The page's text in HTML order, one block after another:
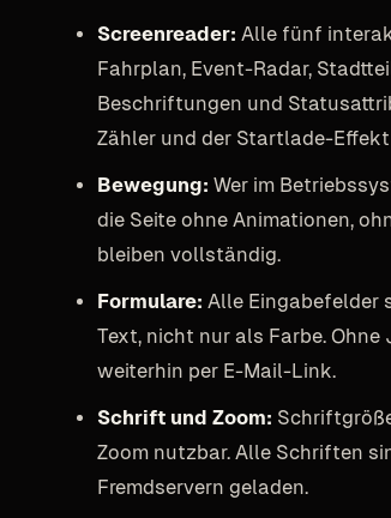
Screenreader: Alle fünf
Fahrplan, Event-Radar,
Beschriftungen und
Zähler und der Startlade-
Bewegung: Wer im
die Seite ohne Animationen,
bleiben vollständig.
Formulare: Alle Eingabefelder
Text, nicht nur als Farbe.
weiterhin per E-Mail-Link.
Schrift und Zoom:
Zoom nutzbar. Alle Schriften
Fremdservern geladen.